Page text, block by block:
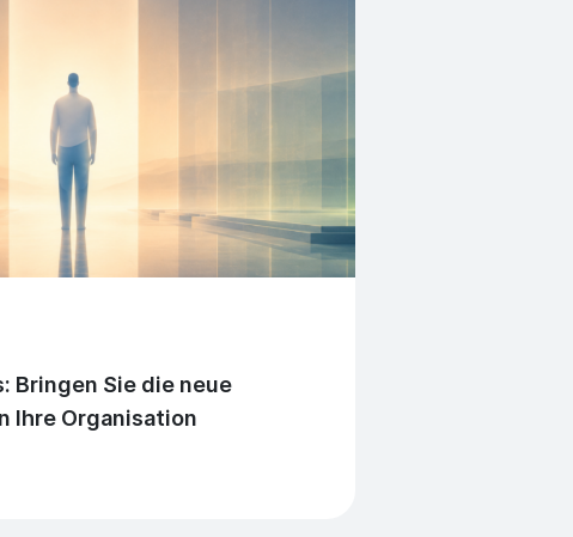
Bringen Sie die neue
Ihre Organisation